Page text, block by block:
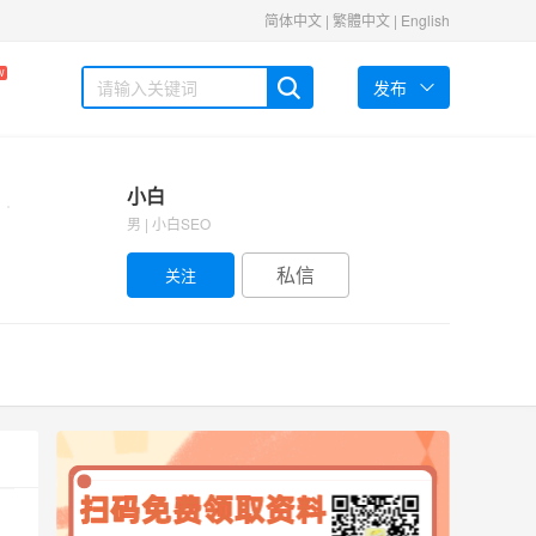
简体中文 | 繁體中文 | English
发布
小白
男 | 小白SEO
私信